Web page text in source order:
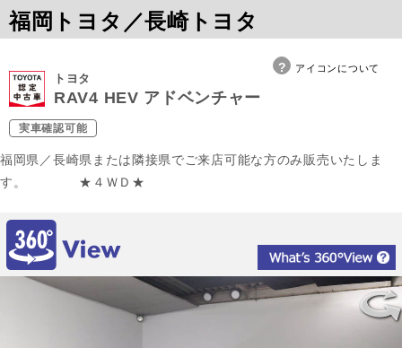
福岡トヨタ／長崎トヨタ
アイコンについて
トヨタ
RAV4 HEV アドベンチャー
実車確認可能
福岡県／長崎県または隣接県でご来店可能な方のみ販売いたしま
す。 ★４ＷＤ★